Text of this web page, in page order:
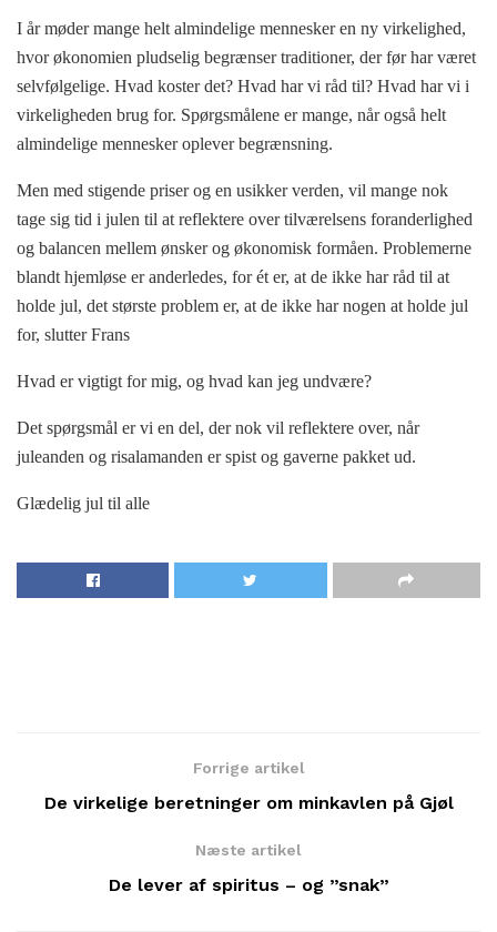
I år møder mange helt almindelige mennesker en ny virkelighed,
hvor økonomien pludselig begrænser traditioner, der før har været
selvfølgelige. Hvad koster det? Hvad har vi råd til? Hvad har vi i
virkeligheden brug for. Spørgsmålene er mange, når også helt
almindelige mennesker oplever begrænsning.
Men med stigende priser og en usikker verden, vil mange nok
tage sig tid i julen til at reflektere over tilværelsens foranderlighed
og balancen mellem ønsker og økonomisk formåen. Problemerne
blandt hjemløse er anderledes, for ét er, at de ikke har råd til at
holde jul, det største problem er, at de ikke har nogen at holde jul
for, slutter Frans
Hvad er vigtigt for mig, og hvad kan jeg undvære?
Det spørgsmål er vi en del, der nok vil reflektere over, når
juleanden og risalamanden er spist og gaverne pakket ud.
Glædelig jul til alle
Forrige artikel
De virkelige beretninger om minkavlen på Gjøl
Næste artikel
De lever af spiritus – og ”snak”